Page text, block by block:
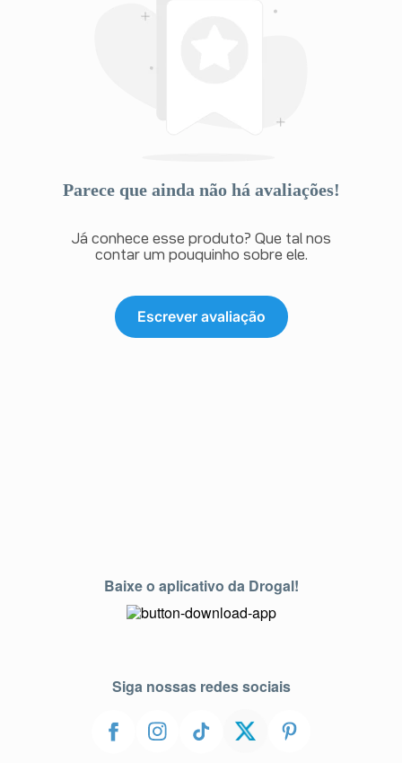
Parece que ainda não há avaliações!
Já conhece esse produto? Que tal nos
contar um pouquinho sobre ele.
Escrever avaliação
Baixe o aplicativo da Drogal!
Siga nossas redes sociais